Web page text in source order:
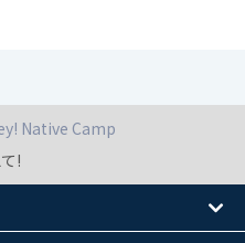
Native Camp
!